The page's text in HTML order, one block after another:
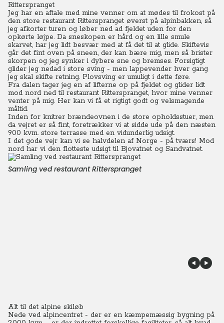
Ritterspranget
Jeg har en aftale med mine venner om at mødes til frokost på
den store restaurant Ritterspranget øverst på alpinbakken, så
jeg afkorter turen og løber ned ad fjeldet uden for den
opkørte løjpe. Da sneskopen er hård og en lille smule
skarvet, har jeg lidt besvær med at få det til at glide. Skiftevis
går det fint oven på sneen, der kan bære mig, men så brister
skorpen og jeg synker i dybere sne og bremses. Forsigtigt
glider jeg nedad i store sving - men lappevender hver gang
jeg skal skifte retning. Plovsving er umuligt i dette føre.
Fra dalen tager jeg en af lifterne op på fjeldet og glider lidt
mod nord ned til restaurant Ritterspranget, hvor mine venner
venter på mig. Her kan vi få et rigtigt godt og velsmagende
måltid.
Inden for knitrer brændeovnen i de store opholdsstuer, men
da vejret er så fint, foretrækker vi at sidde ude på den næsten
900 kvm. store terrasse med en vidunderlig udsigt.
I det gode vejr kan vi se halvdelen af Norge - på tværs! Mod
nord har vi den flotteste udsigt til Bjovatnet og Sandvatnet.
Samling ved restaurant Ritterspranget
Alt til det alpine skiløb
Nede ved alpincentret - der er en kæmpemæssig bygning på